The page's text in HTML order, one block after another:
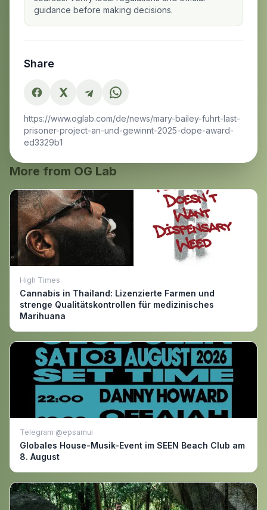
guidance before making decisions.
Share
https://www.oglab.com/de/news/mary-bailey-fuhrt-last-
prisoner-project-an-und-gewinnt-2025-dope-award-
ed3329b1
More from OG Lab
High Times
Cannabis in Thailand: Lizenzierte Farmen und
strenge Qualitätskontrollen für medizinisches
Marihuana
Telegram @epsamui
Globales House-Musik-Event im SEEN Beach Club am
8. August